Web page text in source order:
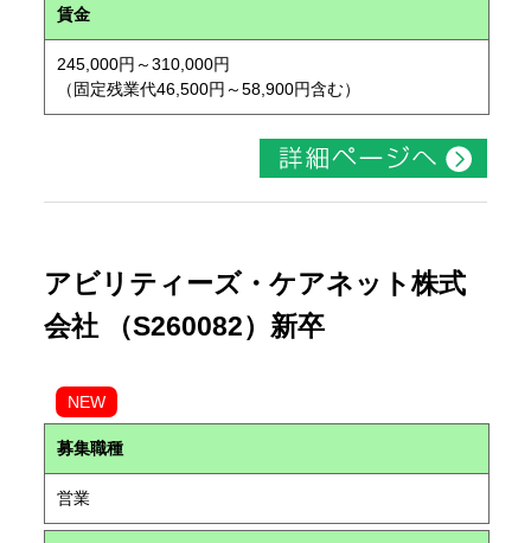
賃金
245,000円～310,000円
（固定残業代46,500円～58,900円含む）
アビリティーズ・ケアネット株式
会社 （S260082）新卒
NEW
募集職種
営業